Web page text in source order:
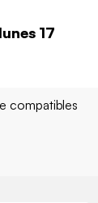
lunes 17
compatibles